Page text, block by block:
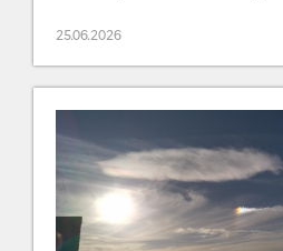
25.06.2026